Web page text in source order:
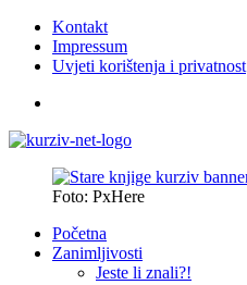
Kontakt
Impressum
Uvjeti korištenja i privatnost
Foto: PxHere
Početna
Zanimljivosti
Jeste li znali?!